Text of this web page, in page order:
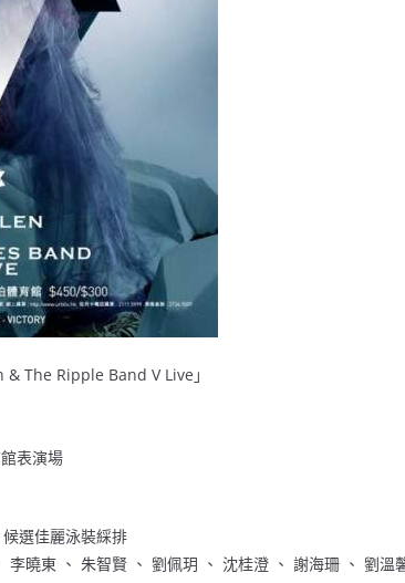
The Ripple Band V Live」
表演場
選佳麗泳裝綵排
李曉東 、 朱智賢 、 劉佩玥 、 沈桂澄 、 謝海珊 、 劉溫